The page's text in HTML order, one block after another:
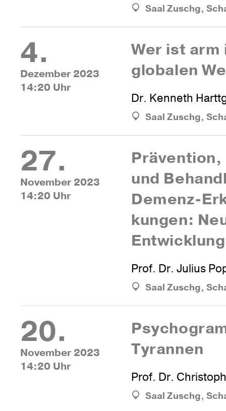
Saal Zuschg,
4.
Dezember 2023
14:20 Uhr
Wer ist arm
glo­balen
Dr. Kenneth
Saal Zuschg,
27.
November 2023
14:20 Uhr
und
Demenz-
kungen:
Prof. Dr. Julius
Saal Zuschg,
20.
November 2023
14:20 Uhr
Tyrannen
Prof. Dr.
Saal Zuschg,